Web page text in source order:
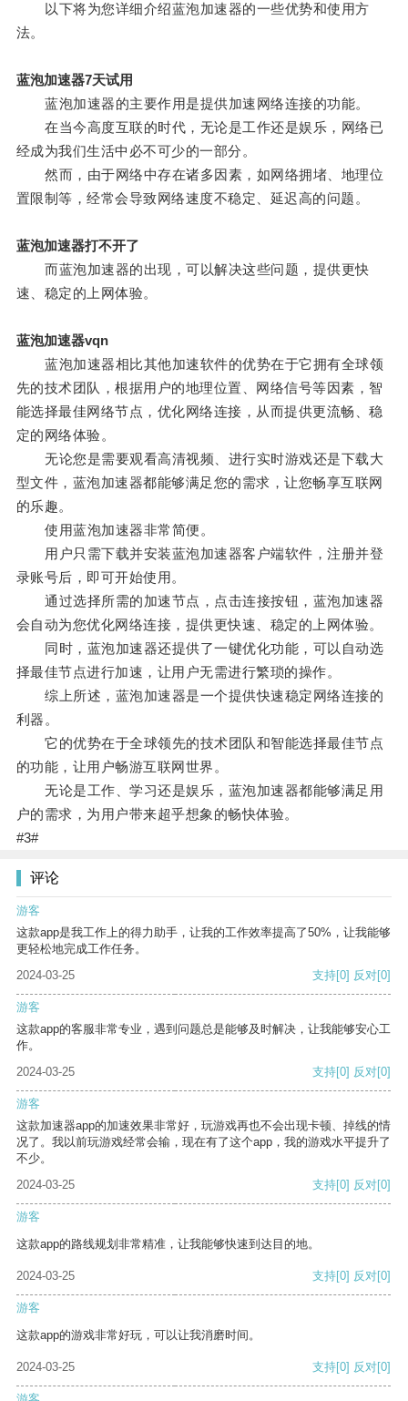
以下将为您详细介绍蓝泡加速器的一些优势和使用方
法。
蓝泡加速器7天试用
蓝泡加速器的主要作用是提供加速网络连接的功能。
在当今高度互联的时代，无论是工作还是娱乐，网络已
经成为我们生活中必不可少的一部分。
然而，由于网络中存在诸多因素，如网络拥堵、地理位
置限制等，经常会导致网络速度不稳定、延迟高的问题。
蓝泡加速器打不开了
而蓝泡加速器的出现，可以解决这些问题，提供更快
速、稳定的上网体验。
蓝泡加速器vqn
蓝泡加速器相比其他加速软件的优势在于它拥有全球领
先的技术团队，根据用户的地理位置、网络信号等因素，智
能选择最佳网络节点，优化网络连接，从而提供更流畅、稳
定的网络体验。
无论您是需要观看高清视频、进行实时游戏还是下载大
型文件，蓝泡加速器都能够满足您的需求，让您畅享互联网
的乐趣。
使用蓝泡加速器非常简便。
用户只需下载并安装蓝泡加速器客户端软件，注册并登
录账号后，即可开始使用。
通过选择所需的加速节点，点击连接按钮，蓝泡加速器
会自动为您优化网络连接，提供更快速、稳定的上网体验。
同时，蓝泡加速器还提供了一键优化功能，可以自动选
择最佳节点进行加速，让用户无需进行繁琐的操作。
综上所述，蓝泡加速器是一个提供快速稳定网络连接的
利器。
它的优势在于全球领先的技术团队和智能选择最佳节点
的功能，让用户畅游互联网世界。
无论是工作、学习还是娱乐，蓝泡加速器都能够满足用
户的需求，为用户带来超乎想象的畅快体验。
#3#
评论
游客
这款app是我工作上的得力助手，让我的工作效率提高了50%，让我能够
更轻松地完成工作任务。
2024-03-25
支持[0] 反对[0]
游客
这款app的客服非常专业，遇到问题总是能够及时解决，让我能够安心工
作。
2024-03-25
支持[0] 反对[0]
游客
这款加速器app的加速效果非常好，玩游戏再也不会出现卡顿、掉线的情
况了。我以前玩游戏经常会输，现在有了这个app，我的游戏水平提升了
不少。
2024-03-25
支持[0] 反对[0]
游客
这款app的路线规划非常精准，让我能够快速到达目的地。
2024-03-25 支持[0] 反对[0]
游客
这款app的游戏非常好玩，可以让我消磨时间。
2024-03-25 支持[0] 反对[0]